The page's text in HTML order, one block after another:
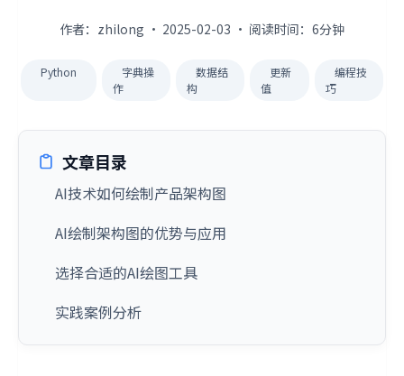
作者：zhilong · 2025-02-03 · 阅读时间：6分钟
Python
字典操
作
数据结
构
更新
值
编程技
巧
文章目录
AI技术如何绘制产品架构图
AI绘制架构图的优势与应用
选择合适的AI绘图工具
实践案例分析